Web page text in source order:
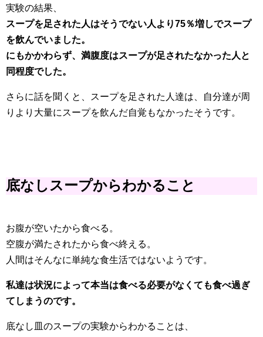
実験の結果、
スープを足された人はそうでない人より75％増しでスープ
を飲んでいました。
にもかかわらず、満腹度はスープが足されたなかった人と
同程度でした。
さらに話を聞くと、スープを足された人達は、自分達が周
りより大量にスープを飲んだ自覚もなかったそうです。
底なしスープからわかること
お腹が空いたから食べる。
空腹が満たされたから食べ終える。
人間はそんなに単純な食生活ではないようです。
私達は状況によって本当は食べる必要がなくても食べ過ぎ
てしまうのです。
底なし皿のスープの実験からわかることは、